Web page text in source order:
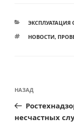
РУБРИКИ
ЭКСПЛУАТАЦИЯ
МЕТКИ
НОВОСТИ,
Навигация
записям
Предыдущая
запись:
НАЗАД
несчастных